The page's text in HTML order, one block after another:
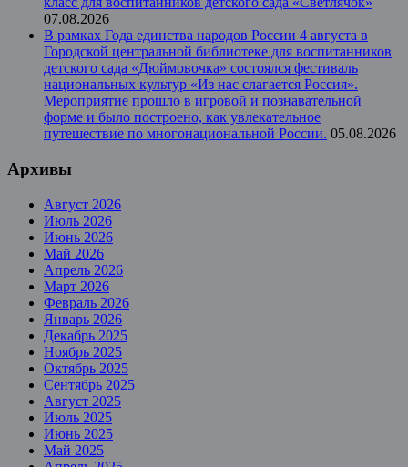
07.08.2026
В рамках Года единства народов России 4 августа в
Городской центральной библиотеке для воспитанников
детского сада «Дюймовочка» состоялся фестиваль
национальных культур «Из нас слагается Россия».
Мероприятие прошло в игровой и познавательной
форме и было построено, как увлекательное
путешествие по многонациональной России. 05.08.2026
Архивы
Август 2026
Июль 2026
Июнь 2026
Май 2026
Апрель 2026
Март 2026
Февраль 2026
Январь 2026
Декабрь 2025
Ноябрь 2025
Октябрь 2025
Сентябрь 2025
Август 2025
Июль 2025
Июнь 2025
Май 2025